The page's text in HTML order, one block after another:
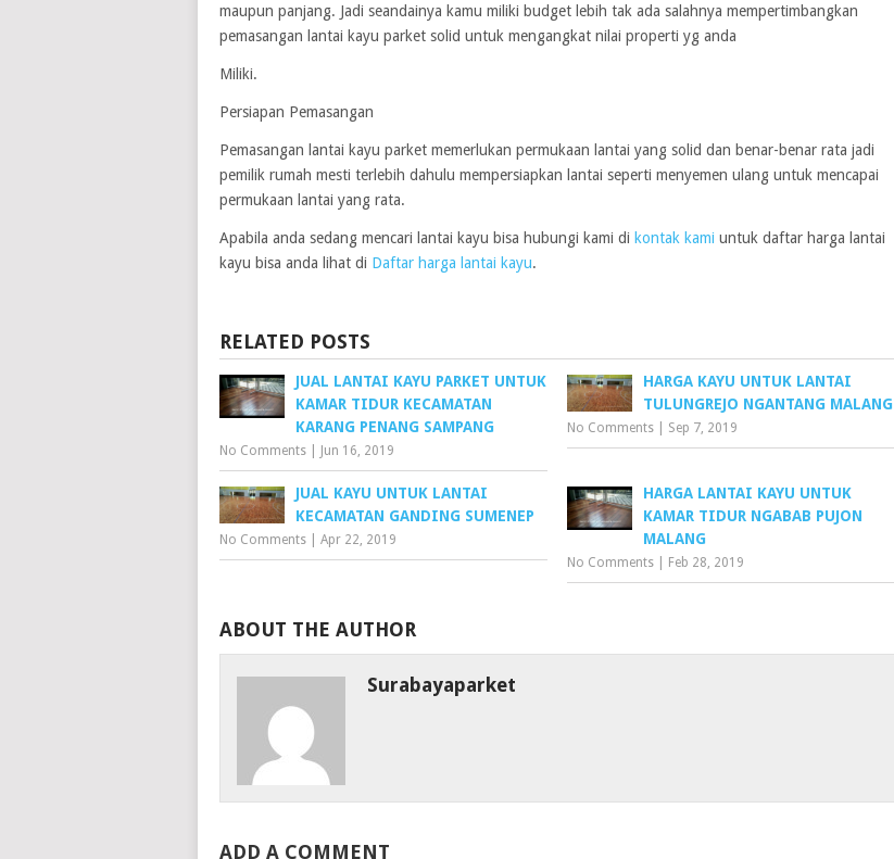
maupun panjang. Jadi seandainya kamu miliki budget lebih tak ada salahnya mempertimbangkan
pemasangan lantai kayu parket solid untuk mengangkat nilai properti yg anda
Miliki.
Persiapan Pemasangan
Pemasangan lantai kayu parket memerlukan permukaan lantai yang solid dan benar-benar rata jadi
pemilik rumah mesti terlebih dahulu mempersiapkan lantai seperti menyemen ulang untuk mencapai
permukaan lantai yang rata.
Apabila anda sedang mencari lantai kayu bisa hubungi kami di kontak kami untuk daftar harga lantai
kayu bisa anda lihat di Daftar harga lantai kayu.
RELATED POSTS
JUAL LANTAI KAYU PARKET UNTUK
KAMAR TIDUR KECAMATAN
KARANG PENANG SAMPANG
No Comments Jun 16, 2019
HARGA KAYU UNTUK LANTAI
TULUNGREJO NGANTANG MALANG
No Comments Sep 7, 2019
JUAL KAYU UNTUK LANTAI
KECAMATAN GANDING SUMENEP
No Comments Apr 22, 2019
HARGA LANTAI KAYU UNTUK
KAMAR TIDUR NGABAB PUJON
MALANG
No Comments Feb 28, 2019
ABOUT THE AUTHOR
Surabayaparket
ADD A COMMENT